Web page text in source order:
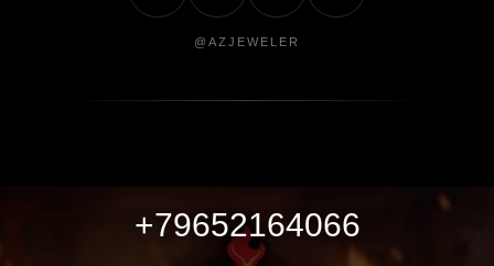
@AZJEWELER
+79652164066